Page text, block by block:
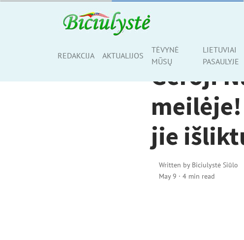
REDAKCIJA AKTUALIJOS
TĖVYNĖ
MŪSŲ
LIETUVIAI
PASAULYJE
RELIGIJA
Geroji
jie
Written by Biciulystė Siūlo
May 9 · 4 min read
Share